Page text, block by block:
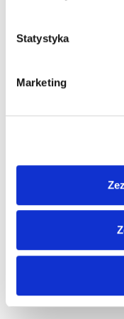
Statystyka
Marketing
SKUCAB-440